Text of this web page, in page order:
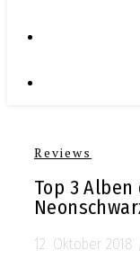
Reviews
Top 3 Alben
12. Oktober 2018